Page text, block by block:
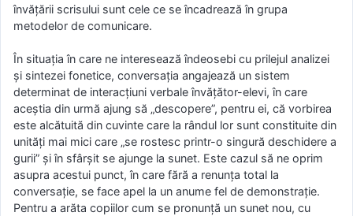
învăţării scrisului sunt cele ce se încadrează în grupa
metodelor de comunicare.
În situaţia în care ne interesează îndeosebi cu prilejul analizei
şi sintezei fonetice, conversaţia angajează un sistem
determinat de interacţiuni verbale învăţător-elevi, în care
aceştia din urmă ajung să „descopere”, pentru ei, că vorbirea
este alcătuită din cuvinte care la rândul lor sunt constituite din
unităţi mai mici care „se rostesc printr-o singură deschidere a
gurii” şi în sfârşit se ajunge la sunet. Este cazul să ne oprim
asupra acestui punct, în care fără a renunţa total la
conversaţie, se face apel la un anume fel de demonstraţie.
Pentru a arăta copiilor cum se pronunţă un sunet nou, cu